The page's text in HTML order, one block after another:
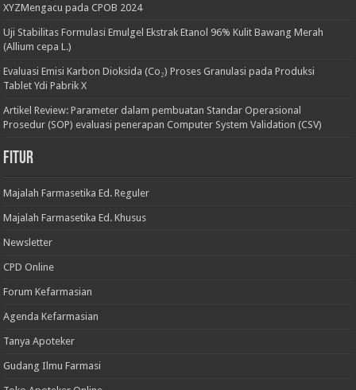
XYZMengacu pada CPOB 2024
Uji Stabilitas Formulasi Emulgel Ekstrak Etanol 96% Kulit Bawang Merah
(Allium cepa L.)
Evaluasi Emisi Karbon Dioksida (Co₂) Proses Granulasi pada Produksi
Tablet Ydi Pabrik X
Artikel Review: Parameter dalam pembuatan Standar Operasional
Prosedur (SOP) evaluasi penerapan Computer System Validation (CSV)
Fitur
Majalah Farmasetika Ed. Reguler
Majalah Farmasetika Ed. Khusus
Newsletter
CPD Online
Forum Kefarmasian
Agenda Kefarmasian
Tanya Apoteker
Gudang Ilmu Farmasi